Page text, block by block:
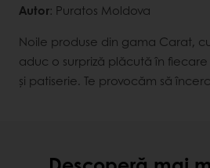
Autor: Puratos Moldova
Noile produse din gama Carat,
aduc o surpriză plăcută în
și patiserie. Te provocăm să